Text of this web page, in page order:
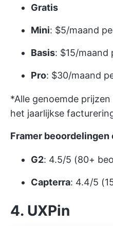
Gratis
Mini: $5/maand
Basis: $15/maand
Pro: $30/maand
*Alle genoemde
het jaarlijkse
Framer beoordelingen
G2: 4.5/5 (80+
Capterra: 4.4/5
4. UXPin